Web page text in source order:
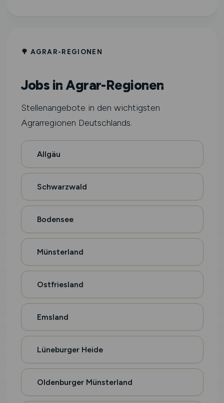
🌳 AGRAR-REGIONEN
Jobs in Agrar-Regionen
Stellenangebote in den wichtigsten
Agrarregionen Deutschlands.
Allgäu
Schwarzwald
Bodensee
Münsterland
Ostfriesland
Emsland
Lüneburger Heide
Oldenburger Münsterland